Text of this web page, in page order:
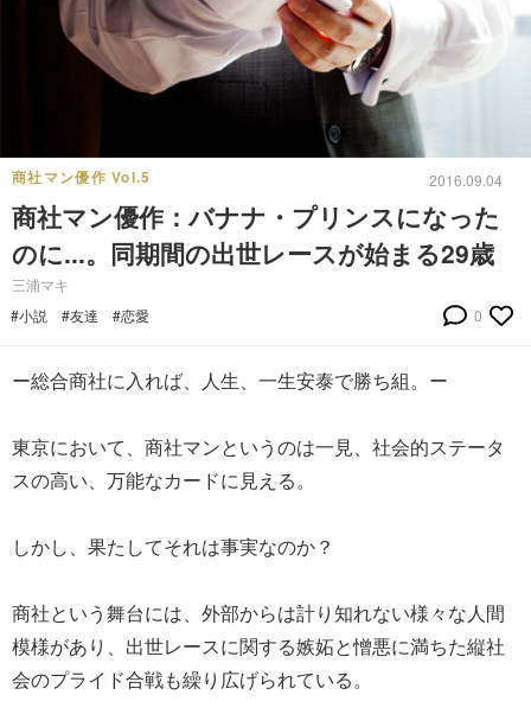
商社マン優作 Vol.5 2016.09.04
商社マン優作：バナナ・プリンスになった
のに...。同期間の出世レースが始まる29歳
三浦マキ
#小説
#友達 #恋愛 0
ー総合商社に入れば、人生、一生安泰で勝ち組。ー
東京において、商社マンというのは一見、社会的ステータ
スの高い、万能なカードに見える。
しかし、果たしてそれは事実なのか？
商社という舞台には、外部からは計り知れない様々な人間
模様があり、出世レースに関する嫉妬と憎悪に満ちた縦社
会のプライド合戦も繰り広げられている。